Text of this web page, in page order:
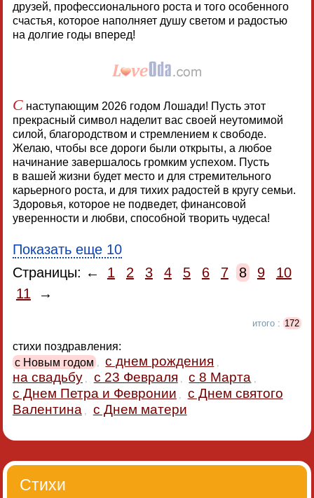
друзей, профессионального роста и того особенного
счастья, которое наполняет душу светом и радостью
на долгие годы вперед!
Снаступающим 2026 годом Лошади! Пусть этот
прекрасный символ наделит вас своей неутомимой
силой, благородством и стремлением к свободе.
Желаю, чтобы все дороги были открыты, а любое
начинание завершалось громким успехом. Пусть
в вашей жизни будет место и для стремительного
карьерного роста, и для тихих радостей в кругу семьи.
Здоровья, которое не подведет, финансовой
уверенности и любви, способной творить чудеса!
Показать еще 10
Страницы: ←
1 2 3 4 5 6 7 8 9
10
11
→
итого : 172
стихи поздравления:
с Новым годом , с днем рождения ,
на свадьбу , с 23 Февраля , с 8 Марта ,
с Днем Петра и Февронии ,
с Днем святого
Валентина , с Днем матери
Стихи